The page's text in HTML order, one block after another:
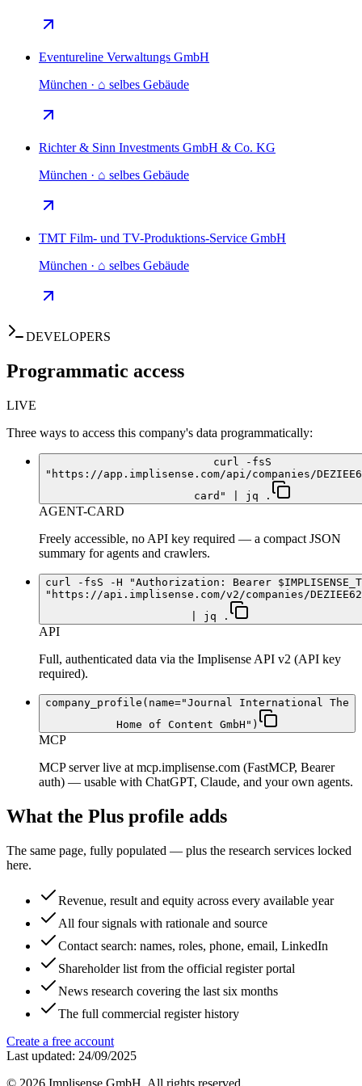
Eventureline Verwaltungs GmbH
München · ⌂ selbes Gebäude
Richter & Sinn Investments GmbH & Co. KG
München · ⌂ selbes Gebäude
TMT Film- und TV-Produktions-Service GmbH
München · ⌂ selbes Gebäude
DEVELOPERS
Programmatic access
LIVE
Three ways to access this company's data programmatically:
curl -fsS
"https://app.implisense.com/api/companies/
card" | jq .
AGENT-CARD
Freely accessible, no API key required — a compact JSON
summary for agents and crawlers.
curl -fsS -H "Authorization: Bearer
"https://api.implisense.com/v2/companies/
| jq .
API
Full, authenticated data via the Implisense API v2 (API key
required).
company_profile(name="Journal International The
Home of Content GmbH")
MCP
MCP server live at mcp.implisense.com (FastMCP, Bearer
auth) — usable with ChatGPT, Claude, and your own agents.
What the Plus profile adds
The same page, fully populated — plus the research services locked
here.
Revenue, result and equity across every available year
All four signals with rationale and source
Contact search: names, roles, phone, email, LinkedIn
Shareholder list from the official register portal
News research covering the last six months
The full commercial register history
Create a free account
Last updated: 24/09/2025
© 2026 Implisense GmbH. All rights reserved.